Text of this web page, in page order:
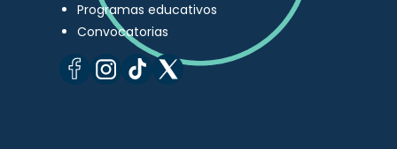
Programas educativos
Convocatorias